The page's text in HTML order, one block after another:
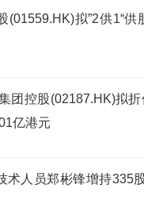
(01559.HK)拟”2供1“供
团控股(02187.HK)拟
亿港元
术人员郑彬锋增持335